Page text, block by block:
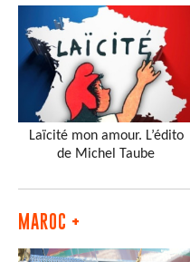
Laïcité mon amour. L’édito
de Michel Taube
MAROC +